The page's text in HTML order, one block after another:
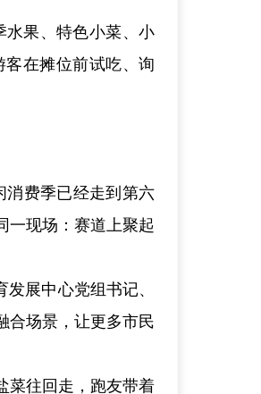
水果、特色小菜、小
在摊位前试吃、询
消费季已经走到第六
一现场：赛道上聚起
展中心党组书记、
合场景，让更多市民
菜往回走，跑友带着